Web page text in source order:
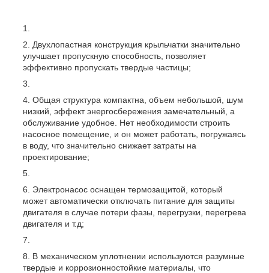
Двухлопастная конструкция крыльчатки значительно
улучшает пропускную способность, позволяет
эффективно пропускать твердые частицы;
Общая структура компактна, объем небольшой, шум
низкий, эффект энергосбережения замечательный, а
обслуживание удобное. Нет необходимости строить
насосное помещение, и он может работать, погружаясь
в воду, что значительно снижает затраты на
проектирование;
Электронасос оснащен термозащитой, который
может автоматически отключать питание для защиты
двигателя в случае потери фазы, перегрузки, перегрева
двигателя и т.д;
В механическом уплотнении используются разумные
твердые и коррозионностойкие материалы, что